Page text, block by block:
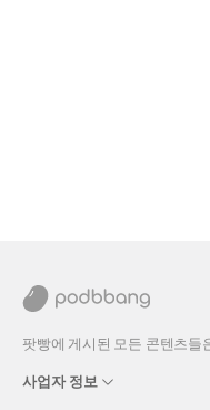
팟빵에 게시된 모든 콘텐츠들
사업자 정보